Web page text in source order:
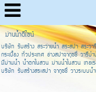
ม่านน้ำดีไซน์
บริษัท รับสร้าง สระว่ายน้ำ สระสปา สระ
กระเบื้อง ทั่วประเทศ อ่างสปาจากุซชี่ วา
มีม่านน้ำ น้ำตกในสวน ม่านน้ำในสวน เทอ
บริษัท รับสร้างสระสปา จากุซชี่ วางระบบน้